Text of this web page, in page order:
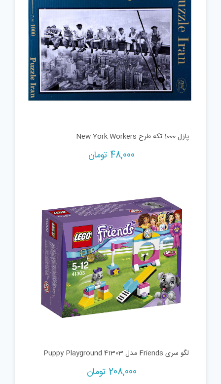
پازل 1000 تکه طرح New York Workers
48,000 تومان
لگو سری Friends مدل Puppy Playground 41303
208,000 تومان